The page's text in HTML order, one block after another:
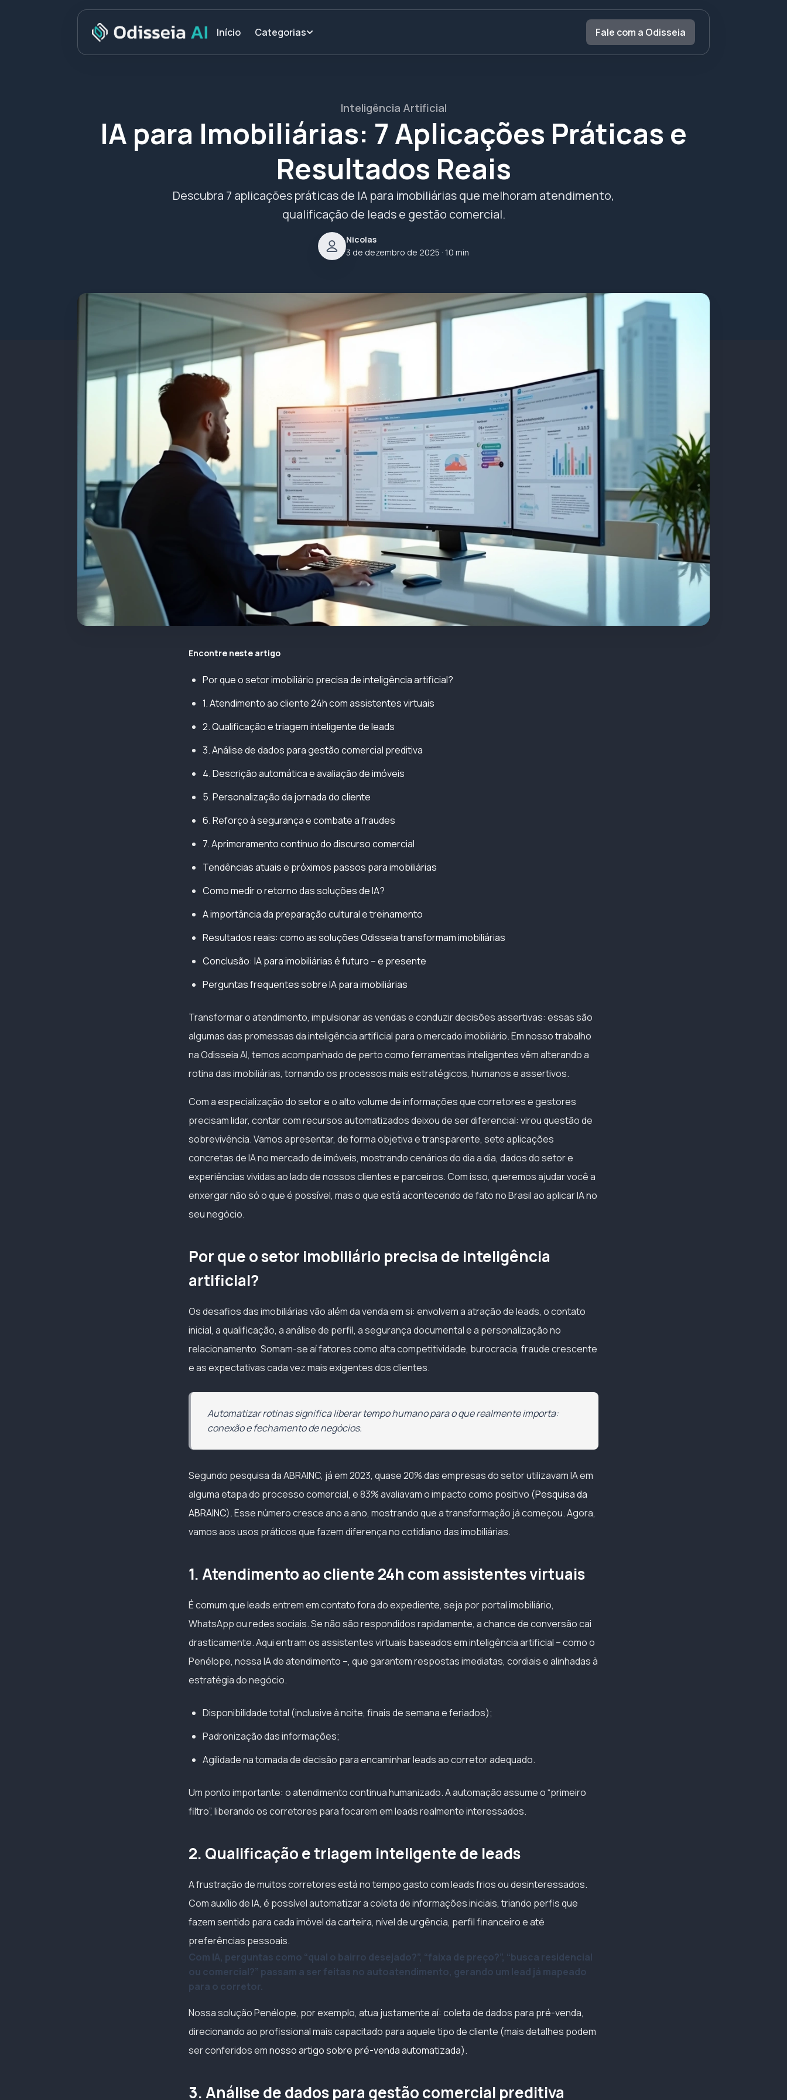
Início Categorias Fale com a Odisseia
Inteligência Artificial
IA para Imobiliárias: 7 Aplicações Práticas e
Resultados Reais
Descubra 7 aplicações práticas de IA para imobiliárias que melhoram atendimento,
qualificação de leads e gestão comercial.
Nicolas
3 de dezembro de 2025 · 10 min
Encontre neste artigo
Por que o setor imobiliário precisa de inteligência artificial?
1. Atendimento ao cliente 24h com assistentes virtuais
2. Qualificação e triagem inteligente de leads
3. Análise de dados para gestão comercial preditiva
4. Descrição automática e avaliação de imóveis
5. Personalização da jornada do cliente
6. Reforço à segurança e combate a fraudes
7. Aprimoramento contínuo do discurso comercial
Tendências atuais e próximos passos para imobiliárias
Como medir o retorno das soluções de IA?
A importância da preparação cultural e treinamento
Resultados reais: como as soluções Odisseia transformam imobiliárias
Conclusão: IA para imobiliárias é futuro – e presente
Perguntas frequentes sobre IA para imobiliárias
Transformar o atendimento, impulsionar as vendas e conduzir decisões assertivas: essas são
algumas das promessas da inteligência artificial para o mercado imobiliário. Em nosso trabalho
na Odisseia AI, temos acompanhado de perto como ferramentas inteligentes vêm alterando a
rotina das imobiliárias, tornando os processos mais estratégicos, humanos e assertivos.
Com a especialização do setor e o alto volume de informações que corretores e gestores
precisam lidar, contar com recursos automatizados deixou de ser diferencial: virou questão de
sobrevivência. Vamos apresentar, de forma objetiva e transparente, sete aplicações
concretas de IA no mercado de imóveis, mostrando cenários do dia a dia, dados do setor e
experiências vividas ao lado de nossos clientes e parceiros. Com isso, queremos ajudar você a
enxergar não só o que é possível, mas o que está acontecendo de fato no Brasil ao aplicar IA no
seu negócio.
Por que o setor imobiliário precisa de inteligência
artificial?
Os desafios das imobiliárias vão além da venda em si: envolvem a atração de leads, o contato
inicial, a qualificação, a análise de perfil, a segurança documental e a personalização no
relacionamento. Somam-se aí fatores como alta competitividade, burocracia, fraude crescente
e as expectativas cada vez mais exigentes dos clientes.
Automatizar rotinas significa liberar tempo humano para o que realmente importa:
conexão e fechamento de negócios.
Segundo pesquisa da ABRAINC, já em 2023, quase 20% das empresas do setor utilizavam IA em
alguma etapa do processo comercial, e 83% avaliavam o impacto como positivo (Pesquisa da
ABRAINC). Esse número cresce ano a ano, mostrando que a transformação já começou. Agora,
vamos aos usos práticos que fazem diferença no cotidiano das imobiliárias.
1. Atendimento ao cliente 24h com assistentes virtuais
É comum que leads entrem em contato fora do expediente, seja por portal imobiliário,
WhatsApp ou redes sociais. Se não são respondidos rapidamente, a chance de conversão cai
drasticamente. Aqui entram os assistentes virtuais baseados em inteligência artificial – como o
Penélope, nossa IA de atendimento –, que garantem respostas imediatas, cordiais e alinhadas à
estratégia do negócio.
Disponibilidade total (inclusive à noite, finais de semana e feriados);
Padronização das informações;
Agilidade na tomada de decisão para encaminhar leads ao corretor adequado.
Um ponto importante: o atendimento continua humanizado. A automação assume o “primeiro
filtro”, liberando os corretores para focarem em leads realmente interessados.
2. Qualificação e triagem inteligente de leads
A frustração de muitos corretores está no tempo gasto com leads frios ou desinteressados.
Com auxílio de IA, é possível automatizar a coleta de informações iniciais, triando perfis que
fazem sentido para cada imóvel da carteira, nível de urgência, perfil financeiro e até
preferências pessoais.
Com IA, perguntas como “qual o bairro desejado?”, “faixa de preço?”, “busca residencial
ou comercial?” passam a ser feitas no autoatendimento, gerando um lead já mapeado
para o corretor.
Nossa solução Penélope, por exemplo, atua justamente aí: coleta de dados para pré-venda,
direcionando ao profissional mais capacitado para aquele tipo de cliente (mais detalhes podem
ser conferidos emnosso artigo sobre pré-venda automatizada).
3. Análise de dados para gestão comercial preditiva